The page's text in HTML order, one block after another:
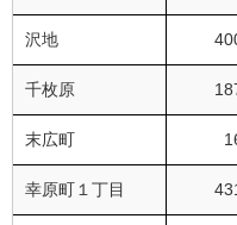
沢地
千枚原
末広町
幸原町１丁目